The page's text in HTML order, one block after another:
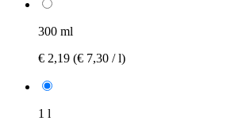
300 ml
€ 2,19 (€ 7,30 / l)
1 l